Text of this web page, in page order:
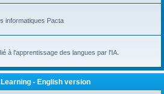
informatiques Pacta
à l'apprentissage des langues par l'IA.
- English version